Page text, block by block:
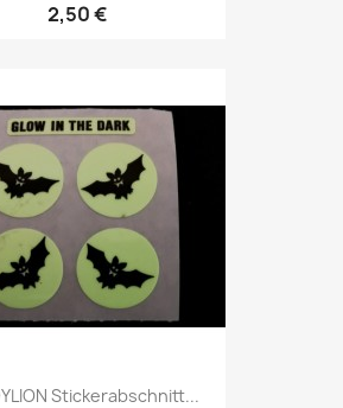
2,50 €
Stickerabschnitt...